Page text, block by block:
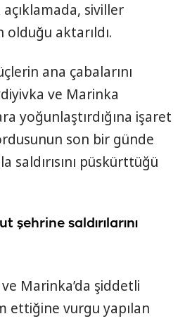
siviller
olduğu aktarıldı.
ana çabalarını
ve Marinka
yoğunlaştırdığına işaret
son bir günde
saldırısını püskürttüğü
şehrine saldırılarını
Marinka’da şiddetli
ettiğine vurgu yapılan